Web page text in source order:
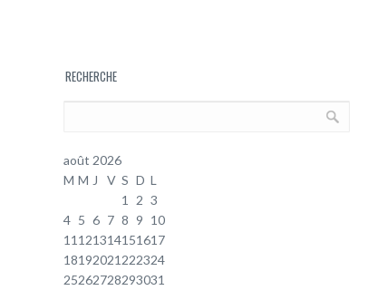
RECHERCHE
août 2026
M M J V S D L
1
2 3
4 5 6 7 8 9 10
11 121314151617
18192021 222324
25262728293031